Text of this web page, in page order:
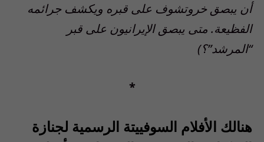
أن يبصق خروتشوف على قبره ويكشف جرائمه
الفظيعة. متى يبصق الإيرانيون على قبر
“المرشد”؟)
*
هنالك الأفلام السوفييتة الرسمية لجنازة